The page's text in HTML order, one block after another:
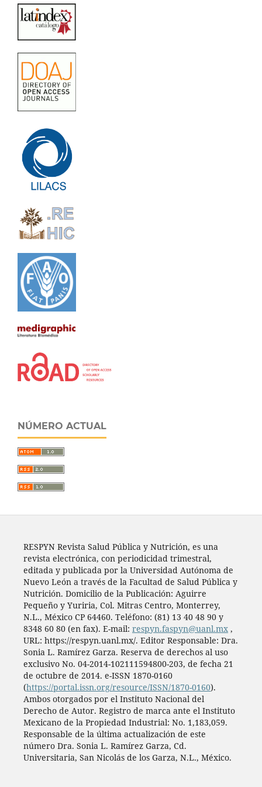
NÚMERO ACTUAL
RESPYN Revista Salud Pública y Nutrición, es una
revista electrónica, con periodicidad trimestral,
editada y publicada por la Universidad Autónoma de
Nuevo León a través de la Facultad de Salud Pública y
Nutrición. Domicilio de la Publicación: Aguirre
Pequeño y Yuriria, Col. Mitras Centro, Monterrey,
N.L., México CP 64460. Teléfono: (81) 13 40 48 90 y
8348 60 80 (en fax). E-mail: respyn.faspyn@uanl.mx,
URL: https://respyn.uanl.mx/. Editor Responsable: Dra.
Sonia L. Ramírez Garza. Reserva de derechos al uso
exclusivo No. 04-2014-102111594800-203, de fecha 21
de octubre de 2014. e-ISSN 1870-0160
(https://portal.issn.org/resource/ISSN/1870-0160).
Ambos otorgados por el Instituto Nacional del
Derecho de Autor. Registro de marca ante el Instituto
Mexicano de la Propiedad Industrial: No. 1,183,059.
Responsable de la última actualización de este
número Dra. Sonia L. Ramírez Garza, Cd.
Universitaria, San Nicolás de los Garza, N.L., México.